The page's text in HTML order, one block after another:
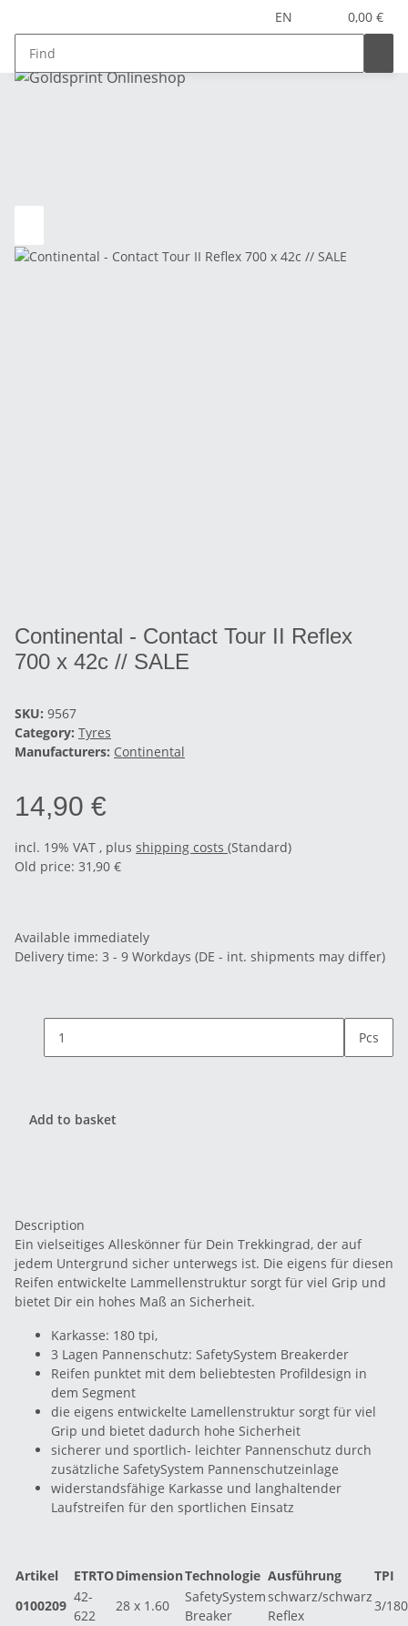
EN 0,00 €
Continental - Contact Tour II Reflex
700 x 42c // SALE
SKU: 9567
Category: Tyres
Manufacturers: Continental
14,90 €
incl. 19% VAT , plus shipping costs (Standard)
Old price: 31,90 €
Available immediately
Delivery time: 3 - 9 Workdays (DE - int. shipments may differ)
Pcs
Add to basket
Description
Ein vielseitiges Alleskönner für Dein Trekkingrad, der auf
jedem Untergrund sicher unterwegs ist. Die eigens für diesen
Reifen entwickelte Lammellenstruktur sorgt für viel Grip und
bietet Dir ein hohes Maß an Sicherheit.
Karkasse: 180 tpi,
3 Lagen Pannenschutz: SafetySystem Breakerder
Reifen punktet mit dem beliebtesten Profildesign in
dem Segment
die eigens entwickelte Lamellenstruktur sorgt für viel
Grip und bietet dadurch hohe Sicherheit
sicherer und sportlich- leichter Pannenschutz durch
zusätzliche SafetySystem Pannenschutzeinlage
widerstandsfähige Karkasse und langhaltender
Laufstreifen für den sportlichen Einsatz
Artikel ETRTODimensionTechnologie Ausführung
TPI
0100209
42-
622
28 x 1.60
SafetySystem
Breaker
schwarz/schwarz
Reflex
3/180